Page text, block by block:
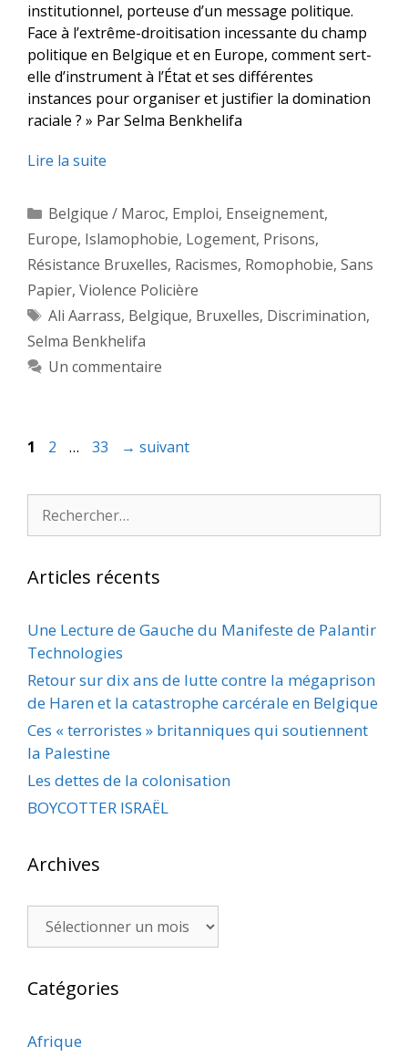
institutionnel, porteuse d’un message politique.
Face à l’extrême-droitisation incessante du champ
politique en Belgique et en Europe, comment sert-
elle d’instrument à l’État et ses différentes
instances pour organiser et justifier la domination
raciale ? » Par Selma Benkhelifa
Lire la suite
Catégories
Belgique / Maroc, Emploi, Enseignement,
Europe, Islamophobie, Logement, Prisons,
Résistance Bruxelles, Racismes, Romophobie, Sans
Papier, Violence Policière
Étiquettes
Ali Aarrass, Belgique, Bruxelles, Discrimination,
Selma Benkhelifa
Un commentaire
Page
1 Page
2 … Page
33 → suivant
Rechercher :
Articles récents
Une Lecture de Gauche du Manifeste de Palantir
Technologies
Retour sur dix ans de lutte contre la mégaprison
de Haren et la catastrophe carcérale en Belgique
Ces « terroristes » britanniques qui soutiennent
la Palestine
Les dettes de la colonisation
BOYCOTTER ISRAËL
Archives
Archives
Catégories
Afrique